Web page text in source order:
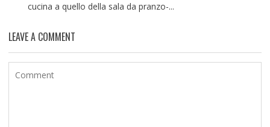
cucina a quello della sala da pranzo-...
LEAVE A COMMENT